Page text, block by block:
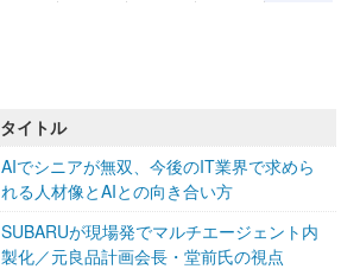
タイトル
AIでシニアが無双、今後のIT業界で求めら
れる人材像とAIとの向き合い方
SUBARUが現場発でマルチエージェント内
製化／元良品計画会長・堂前氏の視点